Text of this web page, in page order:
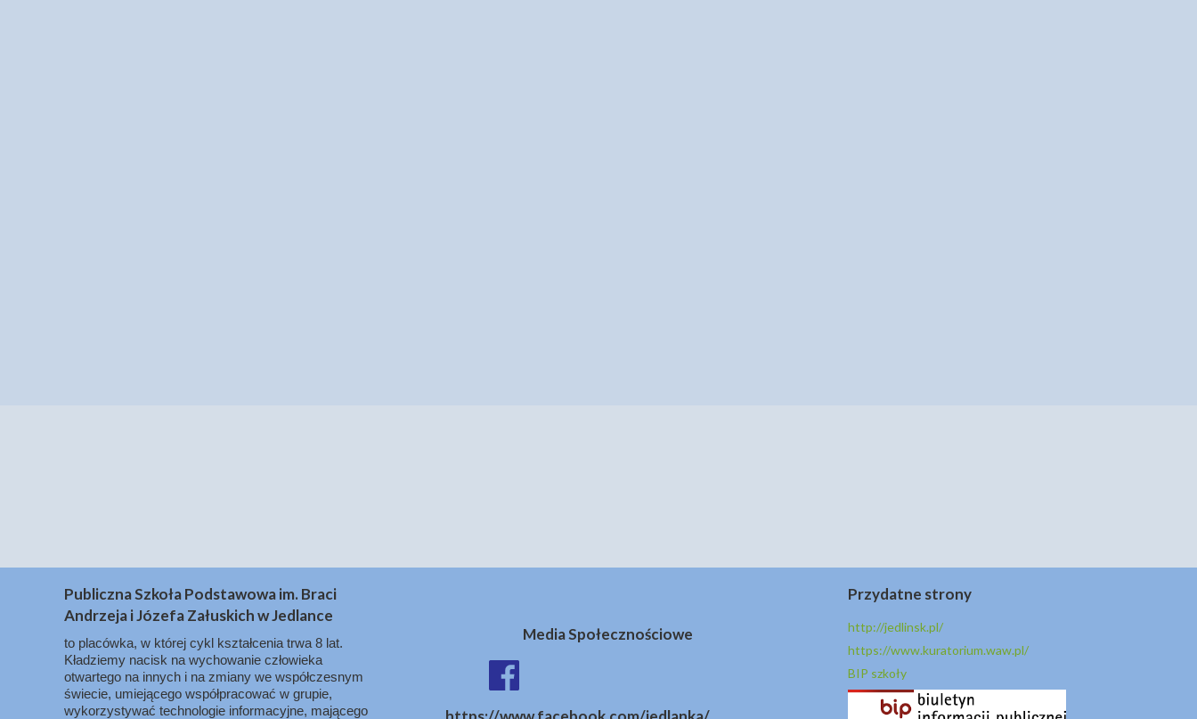
Przydatne strony
http://jedlinsk.pl/
https://www.kuratorium.waw.pl/
BIP szkoły
to placówka, w której cykl kształcenia trwa 8 lat.
Kładziemy nacisk na wychowanie człowieka
otwartego na innych i na zmiany we współczesnym
świecie, umiejącego współpracować w grupie,
wykorzystywać technologie informacyjne, mającego
Publiczna Szkoła Podstawowa im. Braci
Andrzeja i Józefa Załuskich w Jedlance
Media Społecznościowe